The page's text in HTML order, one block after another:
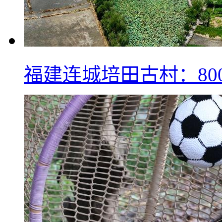
福建连城培田古村：